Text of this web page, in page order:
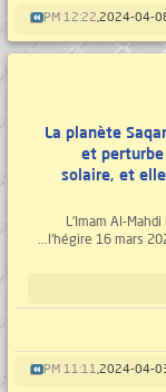
12:22 PM
La planète
et
solaire, et
L'Imam Al-
l'hégire 16 mars
11:11 PM